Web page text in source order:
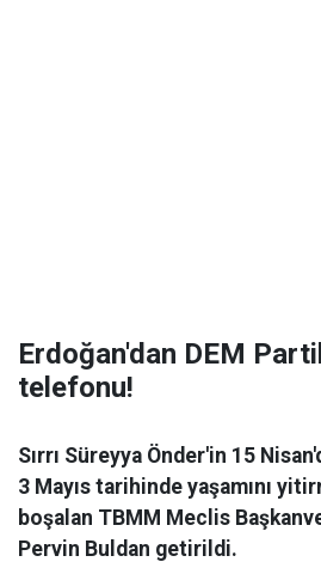
Erdoğan'dan DEM
telefonu!
Sırrı Süreyya Önder'in 15
3 Mayıs tarihinde yaşamını
boşalan TBMM Meclis
Pervin Buldan getirildi.